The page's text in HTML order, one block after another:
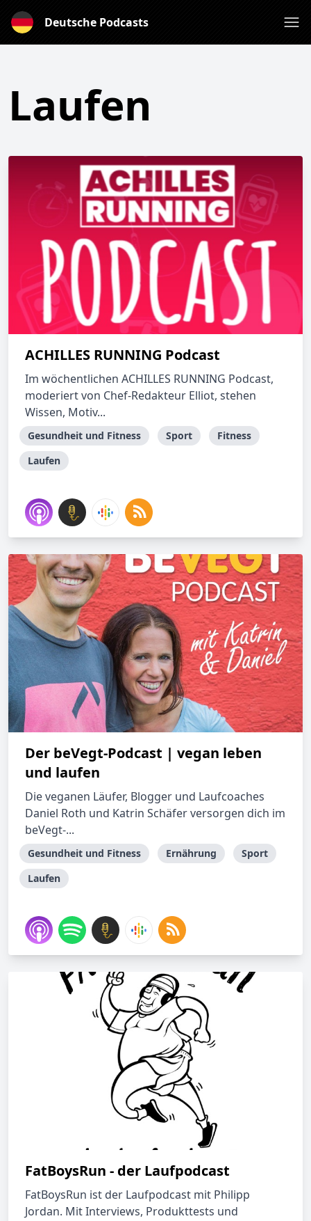
Deutsche Podcasts
Laufen
ACHILLES RUNNING Podcast
Im wöchentlichen ACHILLES RUNNING Podcast,
moderiert von Chef-Redakteur Elliot, stehen
Wissen, Motiv...
Gesundheit und Fitness Sport
Fitness
Laufen
Der beVegt-Podcast | vegan leben
und laufen
Die veganen Läufer, Blogger und Laufcoaches
Daniel Roth und Katrin Schäfer versorgen dich im
beVegt-...
Gesundheit und Fitness Ernährung
Sport
Laufen
FatBoysRun - der Laufpodcast
FatBoysRun ist der Laufpodcast mit Philipp
Jordan. Mit Interviews, Produkttests und